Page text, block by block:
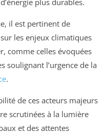
plus durables.
il est pertinent de
les enjeux climatiques
comme celles évoquées
soulignant l’urgence de la
.
de ces acteurs majeurs
scrutinées à la lumière
et des attentes